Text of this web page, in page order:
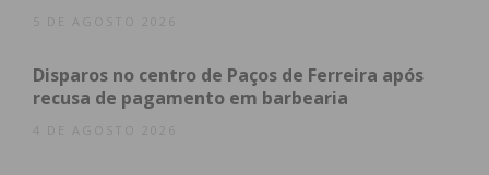
5 DE AGOSTO 2026
Disparos no centro de Paços de Ferreira após
recusa de pagamento em barbearia
4 DE AGOSTO 2026